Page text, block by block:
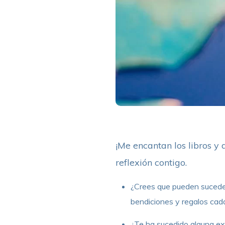
¡Me encantan los libros
reflexión contigo.
¿Crees que pueden
bendiciones y regalos